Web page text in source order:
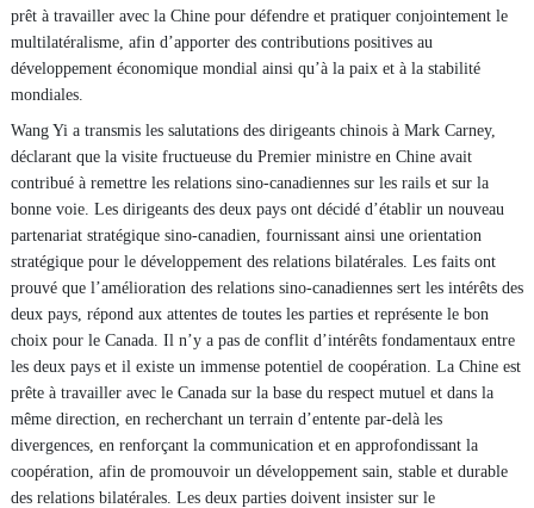
prêt à travailler avec la Chine pour défendre et pratiquer conjointement le
multilatéralisme, afin d’apporter des contributions positives au
développement économique mondial ainsi qu’à la paix et à la stabilité
mondiales.
Wang Yi a transmis les salutations des dirigeants chinois à Mark Carney,
déclarant que la visite fructueuse du Premier ministre en Chine avait
contribué à remettre les relations sino-canadiennes sur les rails et sur la
bonne voie. Les dirigeants des deux pays ont décidé d’établir un nouveau
partenariat stratégique sino-canadien, fournissant ainsi une orientation
stratégique pour le développement des relations bilatérales. Les faits ont
prouvé que l’amélioration des relations sino-canadiennes sert les intérêts des
deux pays, répond aux attentes de toutes les parties et représente le bon
choix pour le Canada. Il n’y a pas de conflit d’intérêts fondamentaux entre
les deux pays et il existe un immense potentiel de coopération. La Chine est
prête à travailler avec le Canada sur la base du respect mutuel et dans la
même direction, en recherchant un terrain d’entente par-delà les
divergences, en renforçant la communication et en approfondissant la
coopération, afin de promouvoir un développement sain, stable et durable
des relations bilatérales. Les deux parties doivent insister sur le